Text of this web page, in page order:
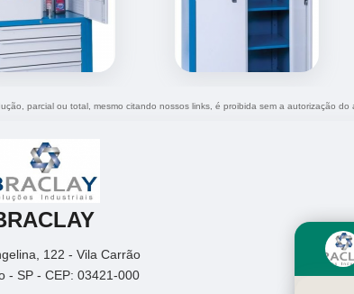
parcial ou total, mesmo citando nossos links, é proibida sem a autorização
122 - Vila Carrão
- SP - CEP: 03421-000